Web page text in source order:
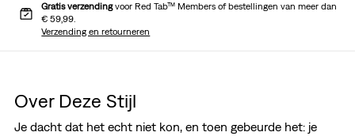
Gratis verzendingvoor Red Tab™ Members of bestellingen van meer dan
€ 59,99.
Verzending en retourneren
Over Deze Stijl
Je dacht dat het echt niet kon, en toen gebeurde het: je